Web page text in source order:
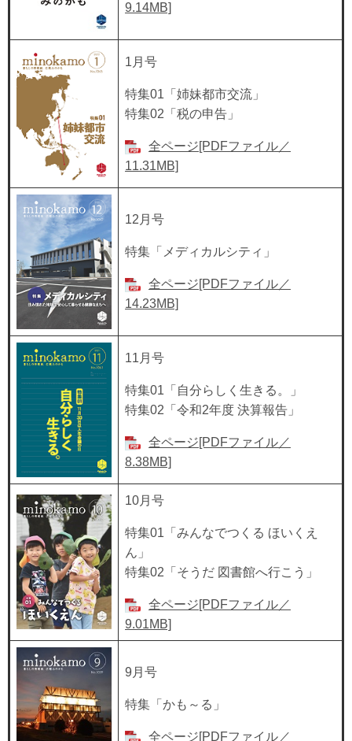
9.14MB]
1月号
特集01「姉妹都市交流」
特集02「税の申告」
全ページ[PDFファイル／
11.31MB]
12月号
特集「メディカルシティ」
全ページ[PDFファイル／
14.23MB]
11月号
特集01「自分らしく生きる。」
特集02「令和2年度 決算報告」
全ページ[PDFファイル／
8.38MB]
10月号
特集01「みんなでつくる ほいくえ
ん」
特集02「そうだ 図書館へ行こう」
全ページ[PDFファイル／
9.01MB]
9月号
特集「かも～る」
全ページ[PDFファイル／